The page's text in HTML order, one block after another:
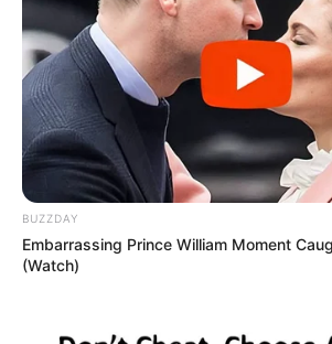
BUZZDAY
Embarrassing Prince William Moment
(Watch)